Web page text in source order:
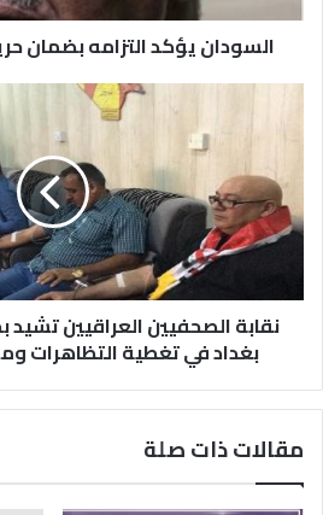
السودان يؤكد التزامه بضمان
نقابة الصحفيين العراقيين
بغداد ‏في تغطية التظاهرات
مقالات ذات صلة